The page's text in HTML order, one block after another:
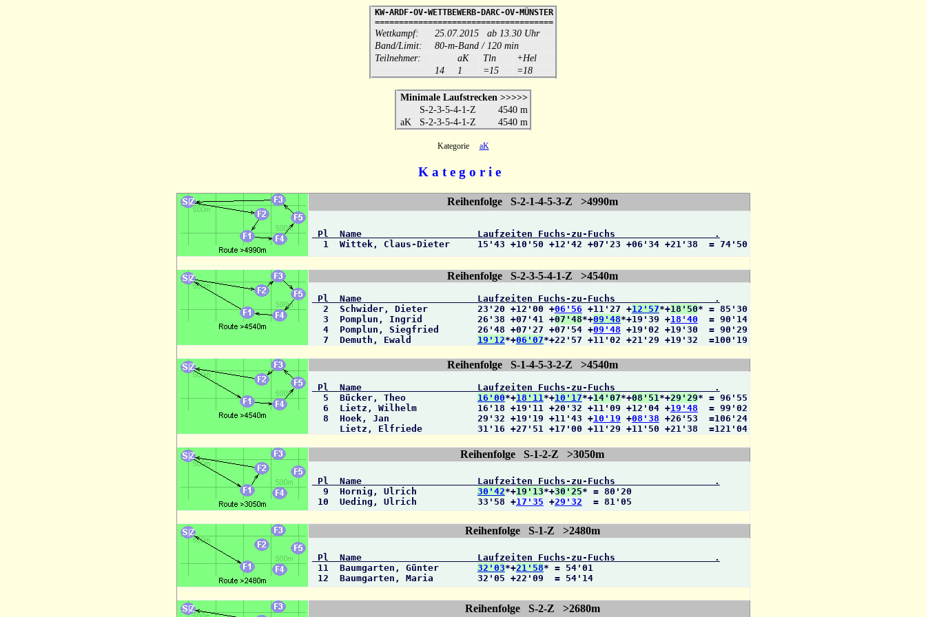
KW-ARDF-OV-WETTBEWERB-DARC-OV-MÜNSTER
=====================================
Wettkampf:
25.07.2015 ab 13.30 Uhr
Band/Limit:
80-m-Band / 120 min
Teilnehmer:
aK Tln
+Hel
14
1 =15 =18
Minimale Laufstrecken >>>>>
S-2-3-5-4-1-Z
4540 m
aK
S-2-3-5-4-1-Z 4540 m
Kategorie aK
K a t e g o r i e
Reihenfolge S-2-1-4-5-3-Z >4990m
Pl  Name                     Laufzeiten Fuchs-zu-Fuchs                  .
1  Wittek, Claus-Dieter     15'43 +10'50 +12'42 +07'23 +06'34 +21'38  = 74'50
Reihenfolge S-2-3-5-4-1-Z >4540m
Pl  Name                     Laufzeiten Fuchs-zu-Fuchs                  .
2  Schwider, Dieter         23'20 +12'00 +06'56 +11'27 +12'57*+18'50* = 85'30
  3  Pomplun, Ingrid          26'38 +07'41 +
07'48*+09'48*+19'39 +18'40
  = 90'14
  4  Pomplun, Siegfried       26'48 +07'27 +07'54 +
09'48 +19'02 +19'30  = 90'29
  7  Demuth, Ewald
19'12*+06'07*+22'57 +11'02 +21'29 +19'32  =100'19
Reihenfolge S-1-4-5-3-2-Z >4540m
Pl  Name                     Laufzeiten Fuchs-zu-Fuchs                  .
5  Bücker, Theo 16'00*+18'11*+10'17*+14'07*+08'51*+29'29* = 96'55
  6  Lietz, Wilhelm           16'18 +19'11 +20'32 +11'09 +12'04 +
19'48
  = 99'02
  8  Hoek, Jan                29'32 +19'19 +11'43 +
10'19 +08'38 +26'53  =106'24
     Lietz, Elfriede          31'16 +27'51 +17'00 +11'29 +11'50 +21'38  =121'04
Reihenfolge S-1-2-Z >3050m
Pl  Name                     Laufzeiten Fuchs-zu-Fuchs                  .
9  Hornig, Ulrich 30'42*+19'13*+30'25* = 80'20
10  Ueding, Ulrich           33'58 +17'35 +29'32
  = 81'05
Reihenfolge S-1-Z >2480m
Pl  Name                     Laufzeiten Fuchs-zu-Fuchs                  .
11  Baumgarten, Günter 32'03*+21'58* = 54'01
12  Baumgarten, Maria        32'05 +22'09  = 54'14
Reihenfolge S-2-Z >2680m